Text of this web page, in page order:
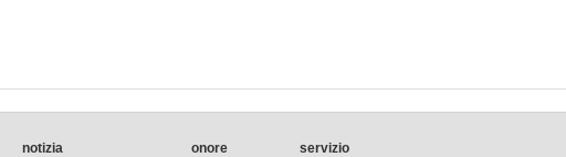
notizia
onore
servizio